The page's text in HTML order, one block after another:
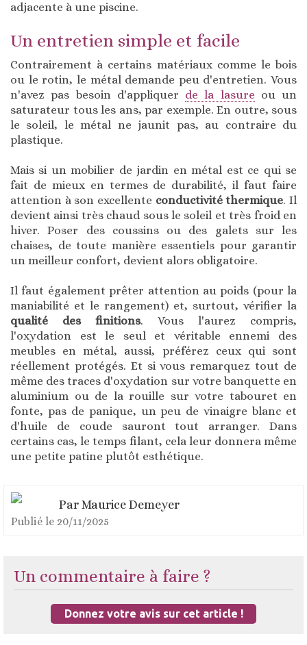
adjacente à une piscine.
Un entretien simple et facile
Contrairement à certains matériaux comme le bois
ou le rotin, le métal demande peu d'entretien. Vous
n'avez pas besoin d'appliquer de la lasure ou un
saturateur tous les ans, par exemple. En outre, sous
le soleil, le métal ne jaunit pas, au contraire du
plastique.
Mais si un mobilier de jardin en métal est ce qui se
fait de mieux en termes de durabilité, il faut faire
attention à son excellente conductivité thermique. Il
devient ainsi très chaud sous le soleil et très froid en
hiver. Poser des coussins ou des galets sur les
chaises, de toute manière essentiels pour garantir
un meilleur confort, devient alors obligatoire.
Il faut également prêter attention au poids (pour la
maniabilité et le rangement) et, surtout, vérifier la
qualité des finitions. Vous l'aurez compris,
l'oxydation est le seul et véritable ennemi des
meubles en métal, aussi, préférez ceux qui sont
réellement protégés. Et si vous remarquez tout de
même des traces d'oxydation sur votre banquette en
aluminium ou de la rouille sur votre tabouret en
fonte, pas de panique, un peu de vinaigre blanc et
d'huile de coude sauront tout arranger. Dans
certains cas, le temps filant, cela leur donnera même
une petite patine plutôt esthétique.
Par Maurice Demeyer
Publié le 20/11/2025
Un commentaire à faire ?
Donnez votre avis sur cet article !